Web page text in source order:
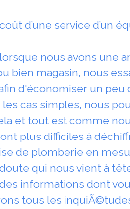
d’une service d’un
nous avons une
bien magasin, nous
d'économiser un peu
cas simples, nous
et tout est comme
plus difficiles à
de plomberie en
qui nous vient à
informations dont
tous les